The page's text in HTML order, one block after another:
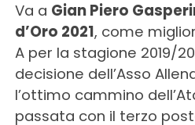
Va a Gian Piero
d’Oro 2021, come
A per la stagione 2019/
decisione dell’Asso
l’ottimo cammino
passata con il terzo